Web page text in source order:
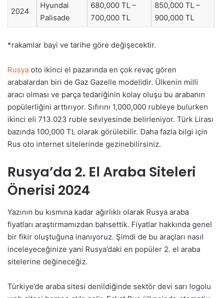
2024
Hyundai
Palisade
680,000 TL –
700,000 TL
850,000 TL –
900,000 TL
*rakamlar bayi ve tarihe göre değişecektir.
Rusya oto ikinci el pazarında en çok revaç gören
arabalardan biri de Gaz Gazelle modelidir. Ülkenin milli
aracı olması ve parça tedariğinin kolay oluşu bu arabanın
popülerliğini arttırıyor. Sıfırını 1,000,000 rubleye bulurken
ikinci eli 713.023 ruble seviyesinde belirleniyor. Türk Lirası
bazında 100,000 TL olarak görülebilir. Daha fazla bilgi için
Rus oto internet sitelerinde gezinebilirsiniz.
Rusya’da 2. El Araba Siteleri
Önerisi 2024
Yazının bu kısmına kadar ağırlıklı olarak Rusya araba
fiyatları araştırmamızdan bahsettik. Fiyatlar hakkında genel
bir fikir oluştuğuna inanıyoruz. Şimdi de bu araçları nasıl
inceleyeceğinize yani Rusya’daki en popüler 2. el araba
sitelerine değineceğiz.
Türkiye’de araba sitesi denildiğinde sektör devi sarı logolu